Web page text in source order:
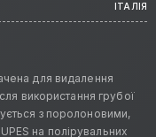
ІТАЛІЯ
для видалення
використання грубої
з поролоновими,
на полірувальних